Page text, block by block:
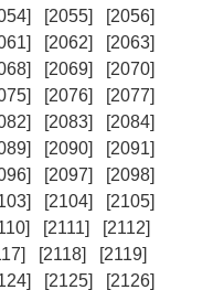
[2055]
[2056]
[2062]
[2063]
[2069]
[2070]
[2076]
[2077]
[2083]
[2084]
[2090]
[2091]
[2097]
[2098]
[2104]
[2105]
[2111]
[2112]
[2118]
[2119]
[2125]
[2126]